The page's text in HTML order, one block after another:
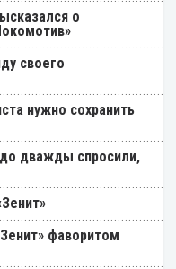
о
своего
нужно сохранить
дважды спросили,
фаворитом